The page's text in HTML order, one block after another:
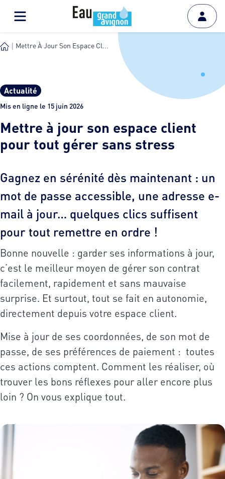
Mettre À Jour Son Espace Cl...
Actualité
Mis en ligne le 15 juin 2026
Mettre à jour son espace client
pour tout gérer sans stress
Gagnez en sérénité dès maintenant : un
mot de passe accessible, une adresse e-
mail à jour… quelques clics suffisent
pour tout remettre en ordre !
Bonne nouvelle : garder ses informations à jour,
c’est le meilleur moyen de gérer son contrat
facilement, rapidement et sans mauvaise
surprise. Et surtout, tout se fait en autonomie,
directement depuis votre espace client.
Mise à jour de ses coordonnées, de son mot de
passe, de ses préférences de paiement : toutes
ces actions comptent. Comment les réaliser, où
trouver les bons réflexes pour aller encore plus
loin ? On vous explique tout.